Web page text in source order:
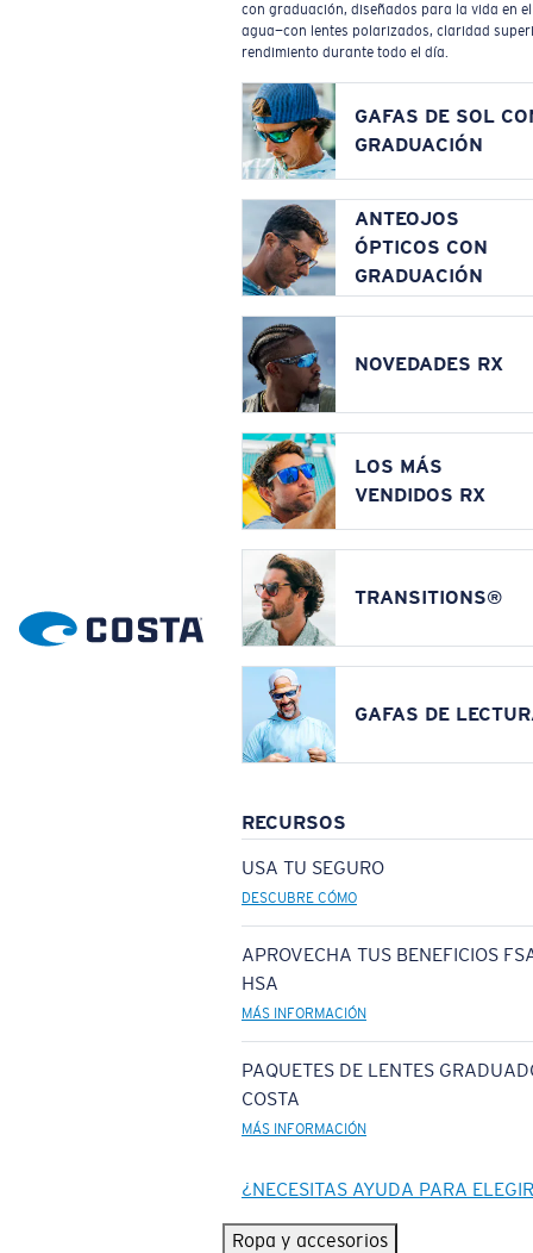
con graduación, diseñados para la vida en el
agua—con lentes polarizados, claridad
rendimiento durante todo el día.
GAFAS DE SOL
GRADUACIÓN
ANTEOJOS
ÓPTICOS CON
GRADUACIÓN
NOVEDADES RX
LOS MÁS
VENDIDOS RX
TRANSITIONS®
GAFAS DE
RECURSOS
USA TU SEGURO
DESCUBRE CÓMO
APROVECHA TUS BENEFICIOS
HSA
MÁS INFORMACIÓN
PAQUETES DE LENTES
COSTA
MÁS INFORMACIÓN
¿NECESITAS AYUDA PARA
Ropa y accesorios